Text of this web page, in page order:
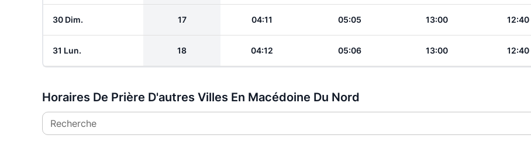
30 Dim. 17 04:11 05:05 13:00 12:40
31 Lun. 18 04:12 05:06 13:00 12:40
Horaires De Prière D'autres Villes En Macédoine Du Nord
Recherche